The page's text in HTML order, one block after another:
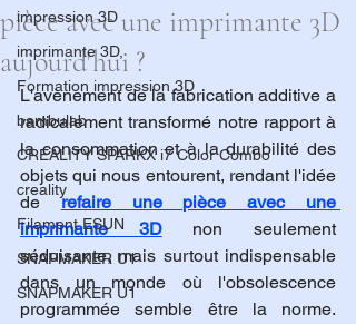
impression 3D
imprimante 3D,
Formation impression 3D
bambulab
CREALITY SPARKX i7 Color Combo
creality
Filament ESUN
SNAPMAKER U1
SNAPMAKER U1
pièce avec une imprimante 3D
aujourd'hui ?
L'avènement de la fabrication additive a
radicalement transformé notre rapport à
la consommation et à la durabilité des
objets qui nous entourent, rendant l'idée
de refaire une pièce avec une
imprimante 3D non seulement
séduisante, mais surtout indispensable
dans un monde où l'obsolescence
programmée semble être la norme.